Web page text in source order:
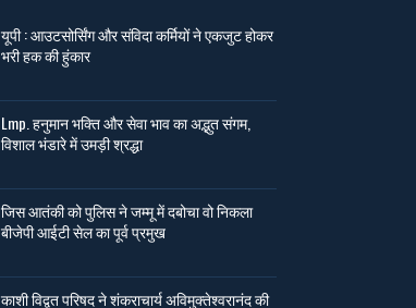
यूपी : आउटसोर्सिंग और संविदा कर्मियों ने एकजुट होकर
भरी हक की हुंकार
Lmp. हनुमान भक्ति और सेवा भाव का अद्भुत संगम,
विशाल भंडारे में उमड़ी श्रद्धा
जिस आतंकी को पुलिस ने जम्मू में दबोचा वो निकला
बीजेपी आईटी सेल का पूर्व प्रमुख
काशी विद्वत परिषद ने शंकराचार्य अविमुक्तेश्वरानंद की